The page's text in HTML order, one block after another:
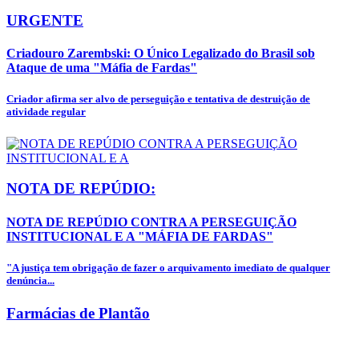
URGENTE
Criadouro Zarembski: O Único Legalizado do Brasil sob
Ataque de uma "Máfia de Fardas"
Criador afirma ser alvo de perseguição e tentativa de destruição de
atividade regular
NOTA DE REPÚDIO:
NOTA DE REPÚDIO CONTRA A PERSEGUIÇÃO
INSTITUCIONAL E A "MÁFIA DE FARDAS"
"A justiça tem obrigação de fazer o arquivamento imediato de qualquer
denúncia...
Farmácias de Plantão